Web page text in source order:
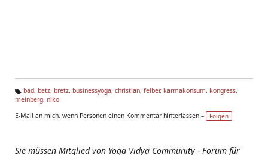
Ta
s:
bad, betz, bretz, businessyoga, christian, felber, karmakonsum, kongress,
meinberg, niko
E-Mail an mich, wenn Personen einen Kommentar hinterlassen –
Folgen
Sie müssen Mitglied von Yoga Vidya Community - Forum für